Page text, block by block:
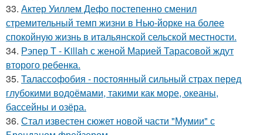
33. Актер Уиллем Дефо постепенно сменил
стремительный темп жизни в Нью-йорке на более
спокойную жизнь в итальянской сельской местности.
34. Рэпер T - Killah с женой Марией Тарасовой ждут
второго ребенка.
35. Талассофобия - постоянный сильный страх перед
глубокими водоёмами, такими как море, океаны,
бассейны и озёра.
36. Стал известен сюжет новой части "Мумии" с